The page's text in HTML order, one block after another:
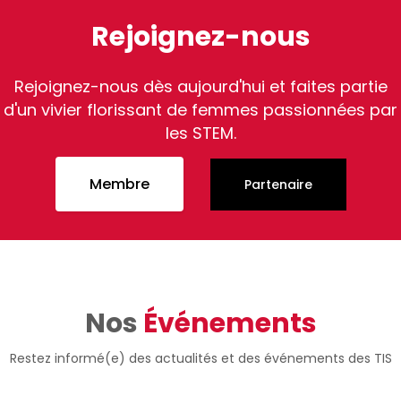
Rejoignez-nous
Rejoignez-nous dès aujourd'hui et faites partie
d'un vivier florissant de femmes passionnées par
les STEM.
Membre Partenaire
Nos Événements
Restez informé(e) des actualités et des événements des TIS